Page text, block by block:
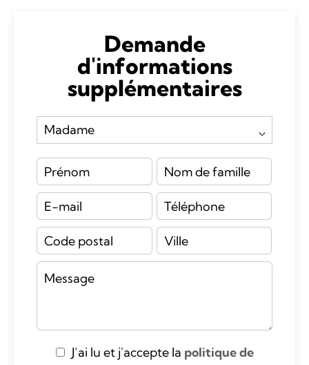
Demande
d'informations
supplémentaires
J’ai lu et j'accepte la politique de